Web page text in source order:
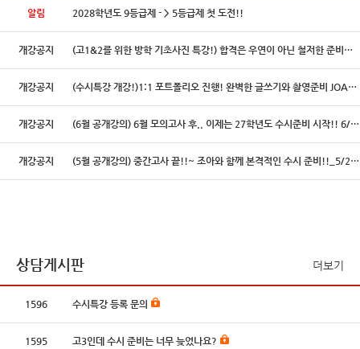
알림 2028학년도 9등급제 - > 5등급제 첫 도전!!
개강공지 (고1&2를 위한 방학 기초사진 특강!) 합격은 우연이 아닌 철저한 준비의 결과입니다!
개강공지 (수시특강 개강!)1:1 포트폴리오 진행! 완벽한 글쓰기와 촬영준비 JOA! 7/4(토) 3시!
개강공지 (6월 공개강의) 6월 모의고사 후.. 이제는 27학년도 수시준비 시작!! 6/6(토) 12시!
개강공지 (5월 공개강의) 중간고사 끝!!~ 조아와 함께 본격적인 수시 준비!!_5/2(토) 1시
상담게시판
1596 수시특강 등록 문의
1595 고3인데 수시 준비는 너무 늦었나요?
더보기